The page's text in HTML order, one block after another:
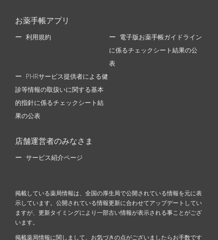
お薬手帳アプリ
利用規約 電子版お薬手帳ガイドライン
に係るチェックシート結果の公
表
PHRサービス提供者による健
診等情報の取扱いに関する基本
的指針に係るチェックシート結
果の公表
店舗運営者のみなさま
サービス紹介ページ
掲載している薬局情報は、全国の厚生局で公開されている情報を元に表
示しています。公開されている情報更新に合わせてアップデートしてい
ますが、更新タイミングにより一部古い情報が表示される事ことがござ
います。
掲載薬局情報に関しまして、お気づきの点がございましたらお手数です